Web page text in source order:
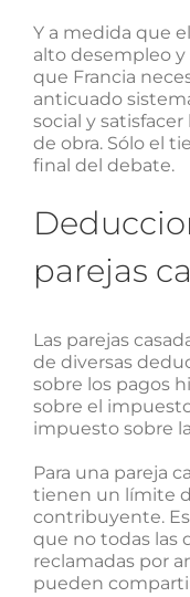
Y a medida que
alto desempleo y
que Francia
anticuado
social y
de obra. Sólo el
final del debate.
parejas
Las parejas
de diversas
sobre los pagos
sobre el
impuesto sobre
Para una pareja
tienen un límite
contribuyente.
que no todas las
reclamadas por
pueden